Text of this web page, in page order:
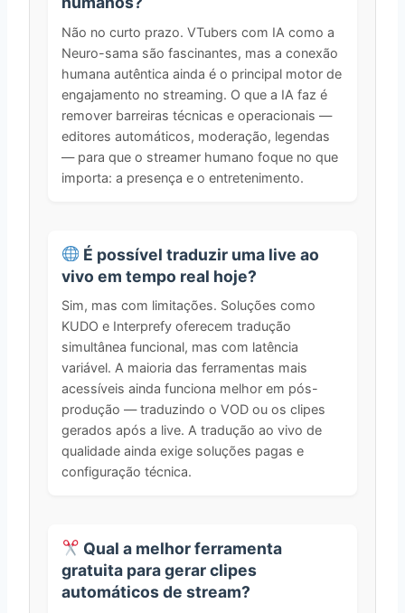
Não no curto prazo. VTubers com IA como a
Neuro-sama são fascinantes, mas a conexão
humana autêntica ainda é o principal motor de
engajamento no streaming. O que a IA faz é
remover barreiras técnicas e operacionais —
editores automáticos, moderação, legendas
— para que o streamer humano foque no que
importa: a presença e o entretenimento.
É possível traduzir uma live ao
vivo em tempo real hoje?
Sim, mas com limitações. Soluções como
KUDO e Interprefy oferecem tradução
simultânea funcional, mas com latência
variável. A maioria das ferramentas mais
acessíveis ainda funciona melhor em pós-
produção — traduzindo o VOD ou os clipes
gerados após a live. A tradução ao vivo de
qualidade ainda exige soluções pagas e
configuração técnica.
Qual a melhor ferramenta
gratuita para gerar clipes
automáticos de stream?